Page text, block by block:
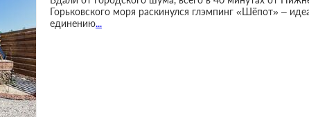
Горьковского моря раскинулся глэмпинг «Шёпот» –
единению...